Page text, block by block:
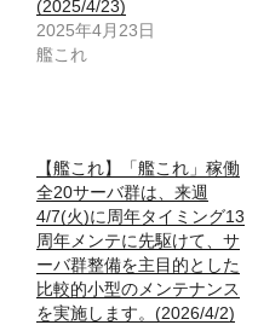
(2025/4/23)
2025年4月23日
艦これ
【艦これ】「艦これ」稼働
全20サーバ群は、来週
4/7(火)に周年タイミング13
周年メンテに先駆けて、サ
ーバ群整備を主目的とした
比較的小型のメンテナンス
を実施します。(2026/4/2)